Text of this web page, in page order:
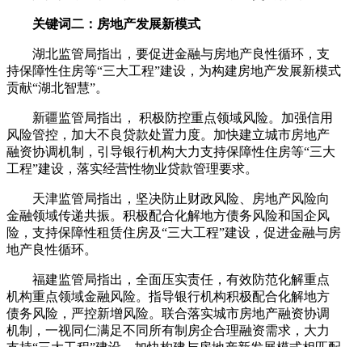
关键词二：房地产发展新模式
湖北监管局指出，要促进金融与房地产良性循环，支
持保障性住房等“三大工程”建设，为构建房地产发展新模式
贡献“湖北智慧”。
新疆监管局指出， 积极防控重点领域风险。加强信用
风险管控，加大不良贷款处置力度。加快建立城市房地产
融资协调机制，引导银行机构大力支持保障性住房等“三大
工程”建设，落实经营性物业贷款管理要求。
天津监管局指出，坚决防止财政风险、房地产风险向
金融领域传递共振。积极配合化解地方债务风险和国企风
险，支持保障性租赁住房及“三大工程”建设，促进金融与房
地产良性循环。
福建监管局指出，全面压实责任，有效防范化解重点
机构重点领域金融风险。指导银行机构积极配合化解地方
债务风险，严控新增风险。联合落实城市房地产融资协调
机制，一视同仁满足不同所有制房企合理融资需求，大力